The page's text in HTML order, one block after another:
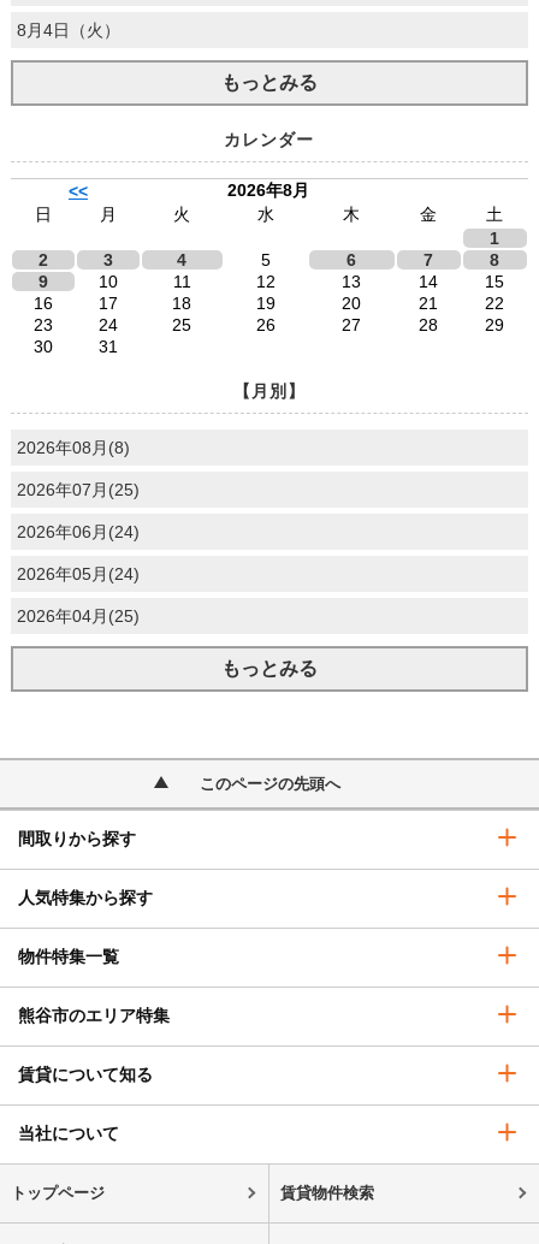
8月4日（火）
もっとみる
カレンダー
<<
2026年8月
日
月 火 水 木 金
土
1
2
3 4 5 6 7
8
9
10 11 12 13 14
15
16
17 18 19 20 21
22
23
24 25 26 27 28
29
30
31
【月別】
2026年08月(8)
2026年07月(25)
2026年06月(24)
2026年05月(24)
2026年04月(25)
もっとみる
このページの先頭へ
間取りから探す
人気特集から探す
物件特集一覧
熊谷市のエリア特集
賃貸について知る
当社について
トップページ 賃貸物件検索